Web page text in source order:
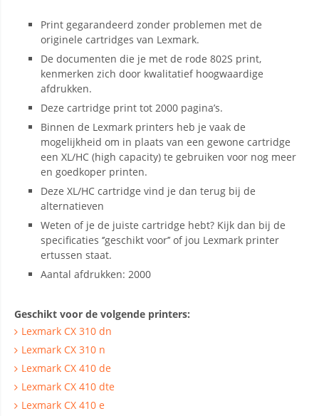
Print gegarandeerd zonder problemen met de
originele cartridges van Lexmark.
De documenten die je met de rode 802S print,
kenmerken zich door kwalitatief hoogwaardige
afdrukken.
Deze cartridge print tot 2000 pagina’s.
Binnen de Lexmark printers heb je vaak de
mogelijkheid om in plaats van een gewone cartridge
een XL/HC (high capacity) te gebruiken voor nog meer
en goedkoper printen.
Deze XL/HC cartridge vind je dan terug bij de
alternatieven
Weten of je de juiste cartridge hebt? Kijk dan bij de
specificaties ‘’geschikt voor’’ of jou Lexmark printer
ertussen staat.
Aantal afdrukken: 2000
Geschikt voor de volgende printers:
Lexmark CX 310 dn
Lexmark CX 310 n
Lexmark CX 410 de
Lexmark CX 410 dte
Lexmark CX 410 e